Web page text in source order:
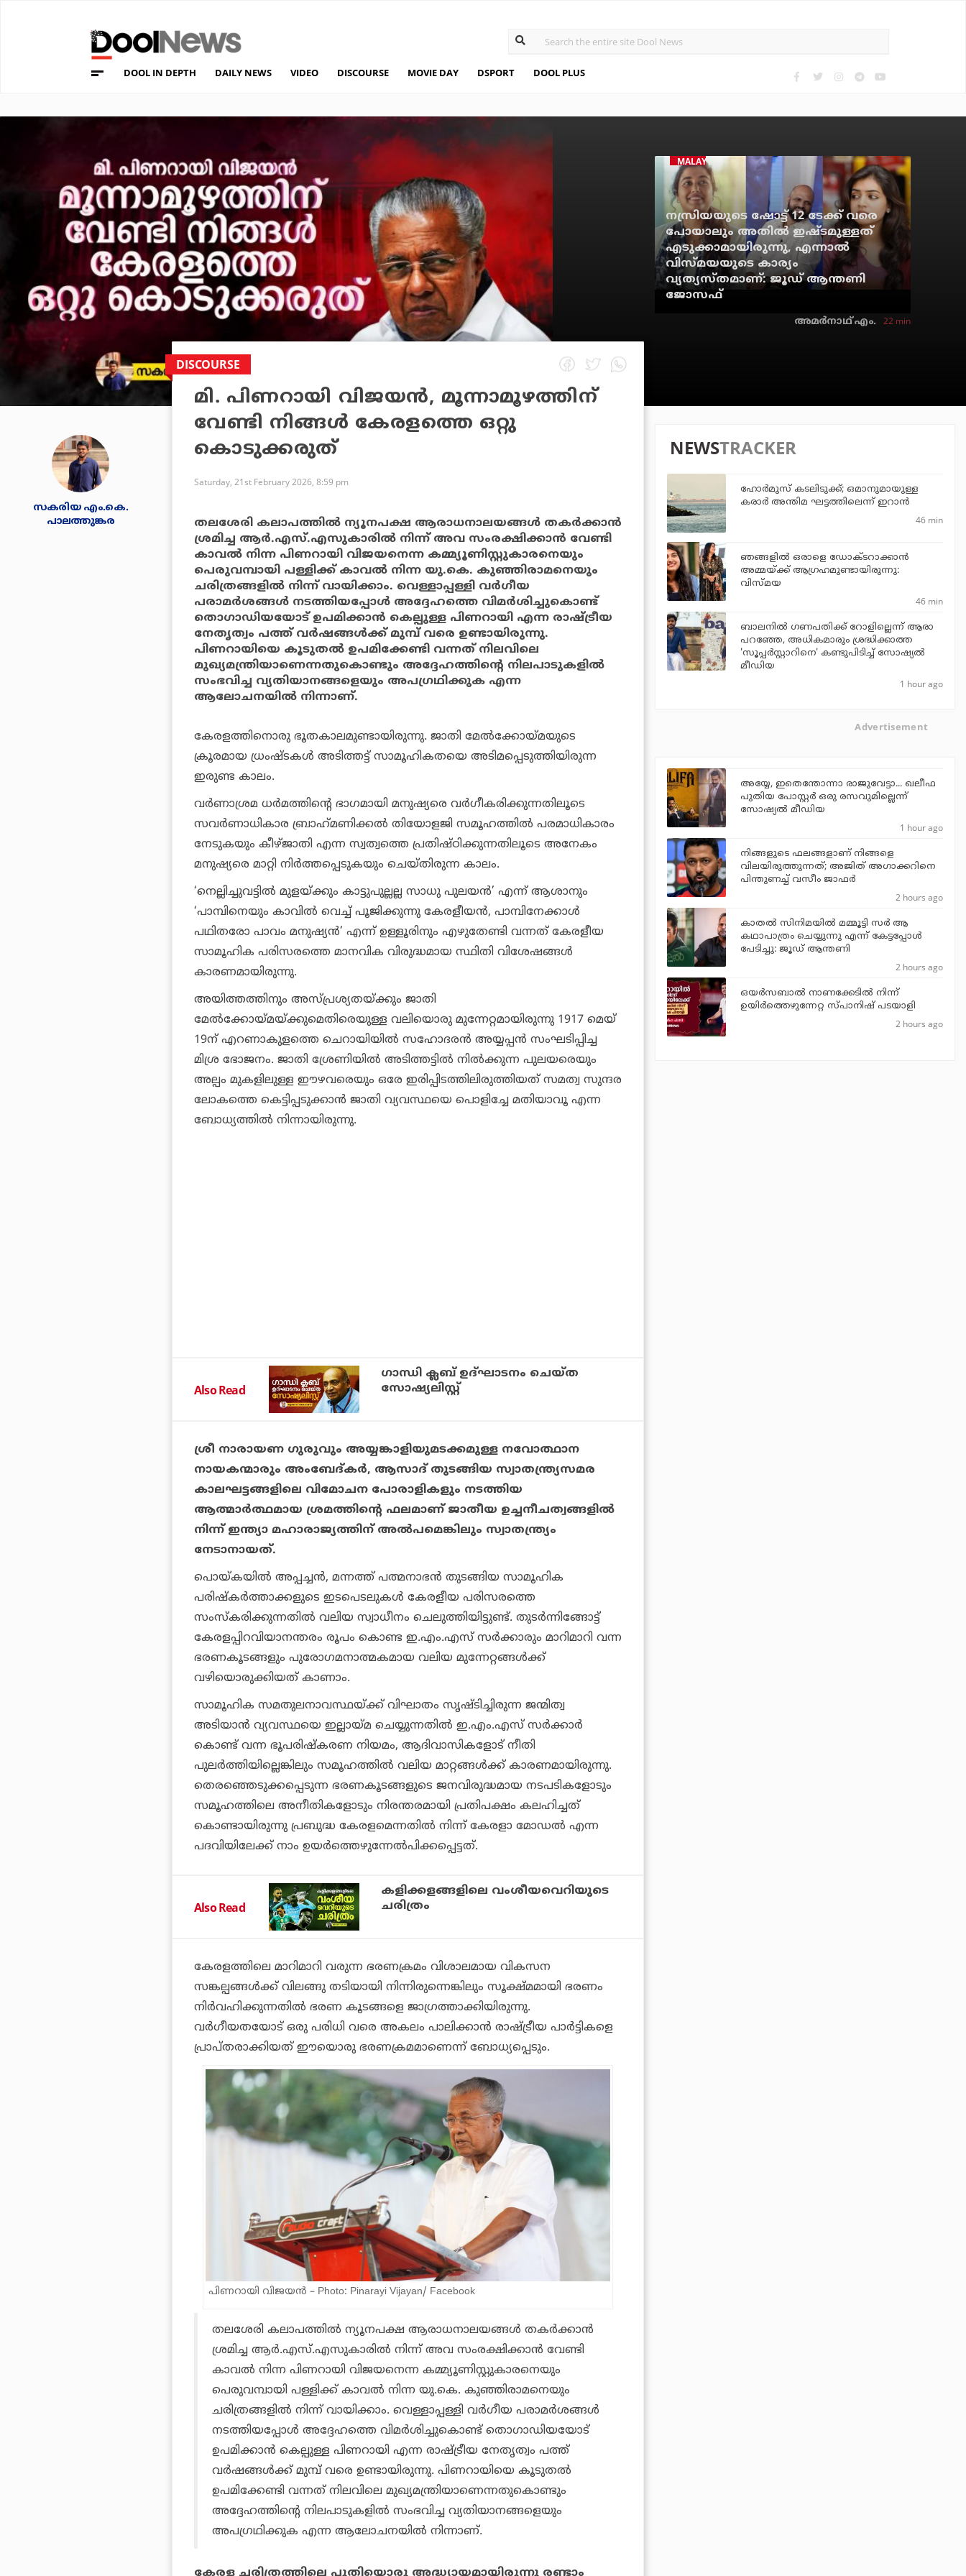
DOOL IN DEPTH DAILY NEWS VIDEO DISCOURSE MOVIE DAY DSPORT DOOL PLUS
MALAYALAM CINEMA
നസ്രിയയുടെ ഷോട്ട് 12 ടേക്ക് വരെ
പോയാലും അതില്‍ ഇഷ്ടമുള്ളത്
എടുക്കാമായിരുന്നു, എന്നാല്‍
വിസ്മയയുടെ കാര്യം
വ്യത്യസ്തമാണ്: ജൂഡ് ആന്തണി
ജോസഫ്
അമര്‍നാഥ് എം. 22 min
സകരിയ എം.കെ.
പാലത്തുങ്കര
DISCOURSE
മി. പിണറായി വിജയന്‍, മൂന്നാമൂഴത്തിന്
വേണ്ടി നിങ്ങള്‍ കേരളത്തെ ഒറ്റു
കൊടുക്കരുത്
Saturday, 21st February 2026, 8:59 pm
തലശേരി കലാപത്തില്‍ ന്യൂനപക്ഷ ആരാധനാലയങ്ങള്‍ തകര്‍ക്കാന്‍
ശ്രമിച്ച ആര്‍.എസ്.എസുകാരില്‍ നിന്ന് അവ സംരക്ഷിക്കാന്‍ വേണ്ടി
കാവല്‍ നിന്ന പിണറായി വിജയനെന്ന കമ്മ്യൂണിസ്റ്റുകാരനെയും
പെരുവമ്പായി പള്ളിക്ക് കാവല്‍ നിന്ന യു.കെ. കുഞ്ഞിരാമനെയും
ചരിത്രങ്ങളില്‍ നിന്ന് വായിക്കാം. വെള്ളാപ്പള്ളി വര്‍ഗീയ
പരാമര്‍ശങ്ങള്‍ നടത്തിയപ്പോള്‍ അദ്ദേഹത്തെ വിമര്‍ശിച്ചുകൊണ്ട്
തൊഗാഡിയയോട് ഉപമിക്കാന്‍ കെല്പുള്ള പിണറായി എന്ന രാഷ്ട്രീയ
നേതൃത്വം പത്ത് വര്‍ഷങ്ങള്‍ക്ക് മുമ്പ് വരെ ഉണ്ടായിരുന്നു.
പിണറായിയെ കൂടുതല്‍ ഉപമിക്കേണ്ടി വന്നത് നിലവിലെ
മുഖ്യമന്ത്രിയാണെന്നതുകൊണ്ടും അദ്ദേഹത്തിന്റെ നിലപാടുകളില്‍
സംഭവിച്ച വ്യതിയാനങ്ങളെയും അപഗ്രഥിക്കുക എന്ന
ആലോചനയില്‍ നിന്നാണ്.
കേരളത്തിനൊരു ഭൂതകാലമുണ്ടായിരുന്നു. ജാതി മേല്‍ക്കോയ്മയുടെ
ക്രൂരമായ ധ്രംഷ്ടകള്‍ അടിത്തട്ട് സാമൂഹികതയെ അടിമപ്പെടുത്തിയിരുന്ന
ഇരുണ്ട കാലം.
വര്‍ണാശ്രമ ധര്‍മത്തിന്റെ ഭാഗമായി മനുഷ്യരെ വര്‍ഗീകരിക്കുന്നതിലൂടെ
സവര്‍ണാധികാര ബ്രാഹ്‌മണിക്കല്‍ തിയോളജി സമൂഹത്തില്‍ പരമാധികാരം
നേടുകയും കീഴ്ജാതി എന്ന സ്വത്വത്തെ പ്രതിഷ്ഠിക്കുന്നതിലൂടെ അനേകം
മനുഷ്യരെ മാറ്റി നിര്‍ത്തപ്പെടുകയും ചെയ്തിരുന്ന കാലം.
‘നെല്ലിച്ചുവട്ടില്‍ മുളയ്ക്കും കാട്ടുപുല്ലല്ല സാധു പുലയന്‍’ എന്ന് ആശാനും
‘പാമ്പിനെയും കാവില്‍ വെച്ച് പൂജിക്കുന്നു കേരളീയന്‍, പാമ്പിനേക്കാള്‍
പഥിതരോ പാവം മനുഷ്യന്‍’ എന്ന് ഉള്ളൂരിനും എഴുതേണ്ടി വന്നത് കേരളീയ
സാമൂഹിക പരിസരത്തെ മാനവിക വിരുദ്ധമായ സ്ഥിതി വിശേഷങ്ങള്‍
കാരണമായിരുന്നു.
അയിത്തത്തിനും അസ്പ്രശ്യതയ്ക്കും ജാതി
മേല്‍ക്കോയ്മയ്ക്കുമെതിരെയുള്ള വലിയൊരു മുന്നേറ്റമായിരുന്നു 1917 മെയ്
19ന് എറണാകുളത്തെ ചെറായിയില്‍ സഹോദരന്‍ അയ്യപ്പന്‍ സംഘടിപ്പിച്ച
മിശ്ര ഭോജനം. ജാതി ശ്രേണിയില്‍ അടിത്തട്ടില്‍ നില്‍ക്കുന്ന പുലയരെയും
അല്പം മുകളിലുള്ള ഈഴവരെയും ഒരേ ഇരിപ്പിടത്തിലിരുത്തിയത് സമത്വ സുന്ദര
ലോകത്തെ കെട്ടിപ്പടുക്കാന്‍ ജാതി വ്യവസ്ഥയെ പൊളിച്ചേ മതിയാവൂ എന്ന
ബോധ്യത്തില്‍ നിന്നായിരുന്നു.
Also Read
ഗാന്ധി ക്ലബ് ഉദ്ഘാടനം ചെയ്ത
സോഷ്യലിസ്റ്റ്
ശ്രീ നാരായണ ഗുരുവും അയ്യങ്കാളിയുമടക്കമുള്ള നവോത്ഥാന
നായകന്മാരും അംബേദ്കര്‍, ആസാദ് തുടങ്ങിയ സ്വാതന്ത്ര്യസമര
കാലഘട്ടങ്ങളിലെ വിമോചന പോരാളികളും നടത്തിയ
ആത്മാര്‍ത്ഥമായ ശ്രമത്തിന്റെ ഫലമാണ് ജാതീയ ഉച്ചനീചത്വങ്ങളില്‍
നിന്ന് ഇന്ത്യാ മഹാരാജ്യത്തിന് അല്‍പമെങ്കിലും സ്വാതന്ത്ര്യം
നേടാനായത്.
പൊയ്കയില്‍ അപ്പച്ചന്‍, മന്നത്ത് പത്മനാഭന്‍ തുടങ്ങിയ സാമൂഹിക
പരിഷ്‌കര്‍ത്താക്കളുടെ ഇടപെടലുകള്‍ കേരളീയ പരിസരത്തെ
സംസ്‌കരിക്കുന്നതില്‍ വലിയ സ്വാധീനം ചെലുത്തിയിട്ടുണ്ട്. തുടര്‍ന്നിങ്ങോട്ട്
കേരളപ്പിറവിയാനന്തരം രൂപം കൊണ്ട ഇ.എം.എസ് സര്‍ക്കാരും മാറിമാറി വന്ന
ഭരണകൂടങ്ങളും പുരോഗമനാത്മകമായ വലിയ മുന്നേറ്റങ്ങള്‍ക്ക്
വഴിയൊരുക്കിയത് കാണാം.
സാമൂഹിക സമതുലനാവസ്ഥയ്ക്ക് വിഘാതം സൃഷ്ടിച്ചിരുന്ന ജന്മിത്വ
അടിയാന്‍ വ്യവസ്ഥയെ ഇല്ലായ്മ ചെയ്യുന്നതില്‍ ഇ.എം.എസ് സര്‍ക്കാര്‍
കൊണ്ട് വന്ന ഭൂപരിഷ്‌കരണ നിയമം, ആദിവാസികളോട് നീതി
പുലര്‍ത്തിയില്ലെങ്കിലും സമൂഹത്തില്‍ വലിയ മാറ്റങ്ങള്‍ക്ക് കാരണമായിരുന്നു.
തെരഞ്ഞെടുക്കപ്പെടുന്ന ഭരണകൂടങ്ങളുടെ ജനവിരുദ്ധമായ നടപടികളോടും
സമൂഹത്തിലെ അനീതികളോടും നിരന്തരമായി പ്രതിപക്ഷം കലഹിച്ചത്
കൊണ്ടായിരുന്നു പ്രബുദ്ധ കേരളമെന്നതില്‍ നിന്ന് കേരളാ മോഡല്‍ എന്ന
പദവിയിലേക്ക് നാം ഉയര്‍ത്തെഴുന്നേല്‍പിക്കപ്പെട്ടത്.
Also Read
കളിക്കളങ്ങളിലെ വംശീയവെറിയുടെ
ചരിത്രം
കേരളത്തിലെ മാറിമാറി വരുന്ന ഭരണക്രമം വിശാലമായ വികസന
സങ്കല്പങ്ങള്‍ക്ക് വിലങ്ങു തടിയായി നിന്നിരുന്നെങ്കിലും സൂക്ഷ്മമായി ഭരണം
നിര്‍വഹിക്കുന്നതില്‍ ഭരണ കൂടങ്ങളെ ജാഗ്രത്താക്കിയിരുന്നു.
വര്‍ഗീയതയോട് ഒരു പരിധി വരെ അകലം പാലിക്കാന്‍ രാഷ്ട്രീയ പാര്‍ട്ടികളെ
പ്രാപ്തരാക്കിയത് ഈയൊരു ഭരണക്രമമാണെന്ന് ബോധ്യപ്പെടും.
പിണറായി വിജയന്‍ – Photo: Pinarayi Vijayan/ Facebook
തലശേരി കലാപത്തില്‍ ന്യൂനപക്ഷ ആരാധനാലയങ്ങള്‍ തകര്‍ക്കാന്‍
ശ്രമിച്ച ആര്‍.എസ്.എസുകാരില്‍ നിന്ന് അവ സംരക്ഷിക്കാന്‍ വേണ്ടി
കാവല്‍ നിന്ന പിണറായി വിജയനെന്ന കമ്മ്യൂണിസ്റ്റുകാരനെയും
പെരുവമ്പായി പള്ളിക്ക് കാവല്‍ നിന്ന യു.കെ. കുഞ്ഞിരാമനെയും
ചരിത്രങ്ങളില്‍ നിന്ന് വായിക്കാം. വെള്ളാപ്പള്ളി വര്‍ഗീയ പരാമര്‍ശങ്ങള്‍
നടത്തിയപ്പോള്‍ അദ്ദേഹത്തെ വിമര്‍ശിച്ചുകൊണ്ട് തൊഗാഡിയയോട്
ഉപമിക്കാന്‍ കെല്പുള്ള പിണറായി എന്ന രാഷ്ട്രീയ നേതൃത്വം പത്ത്
വര്‍ഷങ്ങള്‍ക്ക് മുമ്പ് വരെ ഉണ്ടായിരുന്നു. പിണറായിയെ കൂടുതല്‍
ഉപമിക്കേണ്ടി വന്നത് നിലവിലെ മുഖ്യമന്ത്രിയാണെന്നതുകൊണ്ടും
അദ്ദേഹത്തിന്റെ നിലപാടുകളില്‍ സംഭവിച്ച വ്യതിയാനങ്ങളെയും
അപഗ്രഥിക്കുക എന്ന ആലോചനയില്‍ നിന്നാണ്.
NEWSTRACKER
ഹോര്‍മുസ് കടലിടുക്ക്; ഒമാനുമായുള്ള
കരാര്‍ അന്തിമ ഘട്ടത്തിലെന്ന് ഇറാന്‍
46 min
ഞങ്ങളിൽ ഒരാളെ ഡോക്‌ടറാക്കാൻ
അമ്മയ്ക്ക് ആഗ്രഹമുണ്ടായിരുന്നു:
വിസ്മയ
46 min
ബാലനില്‍ ഗണപതിക്ക് റോളില്ലെന്ന് ആരാ
പറഞ്ഞേ, അധികമാരും ശ്രദ്ധിക്കാത്ത
'സൂപ്പര്‍സ്റ്റാറിനെ' കണ്ടുപിടിച്ച് സോഷ്യല്‍
മീഡിയ
1 hour ago
Advertisement
അയ്യേ, ഇതെന്തോന്നാ രാജുവേട്ടാ... ഖലീഫ
പുതിയ പോസ്റ്റര്‍ ഒരു രസവുമില്ലെന്ന്
സോഷ്യല്‍ മീഡിയ
1 hour ago
നിങ്ങളുടെ ഫലങ്ങളാണ് നിങ്ങളെ
വിലയിരുത്തുന്നത്; അജിത് അഗാക്കറിനെ
പിന്തുണച്ച് വസീം ജാഫര്‍
2 hours ago
കാതൽ സിനിമയിൽ മമ്മൂട്ടി സർ ആ
കഥാപാത്രം ചെയ്യുന്നു എന്ന് കേട്ടപ്പോൾ
പേടിച്ചു: ജൂഡ് ആന്തണി
2 hours ago
ഒയര്‍സബാൽ നാണക്കേടിൽ നിന്ന്
ഉയിർത്തെഴുന്നേറ്റ സ്പാനിഷ് പടയാളി
2 hours ago